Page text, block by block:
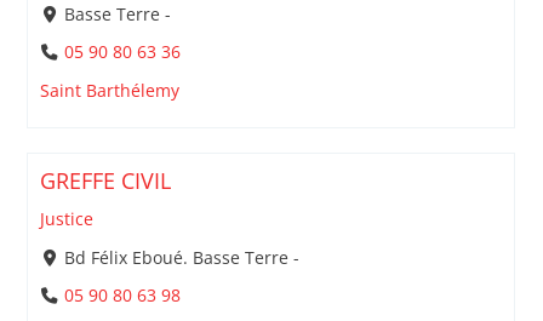
Basse Terre -
05 90 80 63 36
Saint Barthélemy
GREFFE CIVIL
Justice
Bd Félix Eboué. Basse Terre -
05 90 80 63 98